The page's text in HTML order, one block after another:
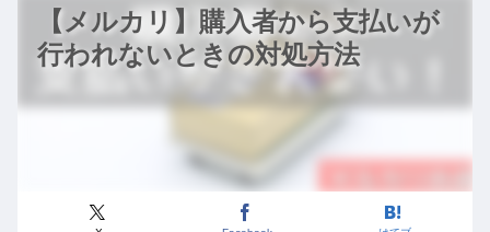
【メルカリ】購入者から支払いが
行われないときの対処方法